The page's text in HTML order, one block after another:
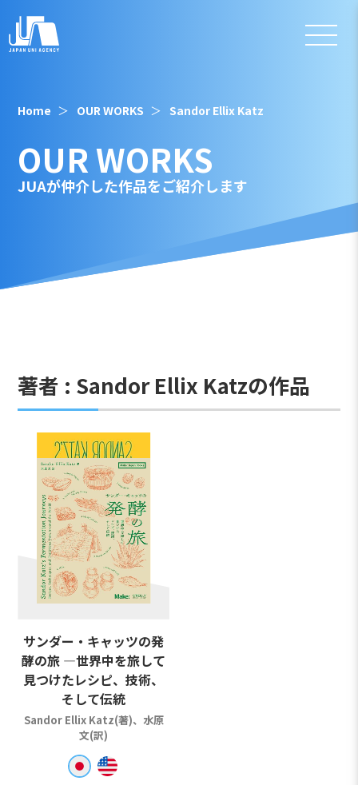
Home OUR WORKS Sandor Ellix Katz
OUR WORKS
JUAが仲介した作品をご紹介します
著者 : Sandor Ellix Katzの作品
サンダー・キャッツの発
酵の旅 ―世界中を旅して
見つけたレシピ、技術、
そして伝統
Sandor Ellix Katz(著)、水原
文(訳)